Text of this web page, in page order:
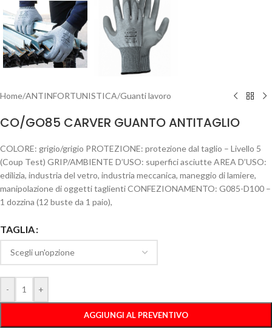
Home/ANTINFORTUNISTICA/Guanti lavoro
CO/GO85 CARVER GUANTO ANTITAGLIO
COLORE: grigio/grigio PROTEZIONE: protezione dal taglio – Livello 5
(Coup Test) GRIP/AMBIENTE D’USO: superfici asciutte AREA D’USO:
edilizia, industria del vetro, industria meccanica, maneggio di lamiere,
manipolazione di oggetti taglienti CONFEZIONAMENTO: G085-D100 –
1 dozzina (12 buste da 1 paio),
TAGLIA
- +
AGGIUNGI AL PREVENTIVO